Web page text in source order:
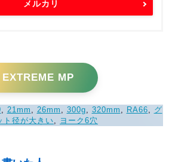
メルカリ
EXTREME MP
21mm 26mm 300g 320mm RA66
グ
ト径が大きい
ヨーク6穴